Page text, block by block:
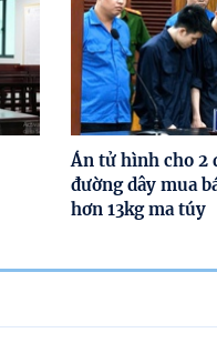
Án tử hình cho 2
đường dây mua
hơn 13kg ma túy